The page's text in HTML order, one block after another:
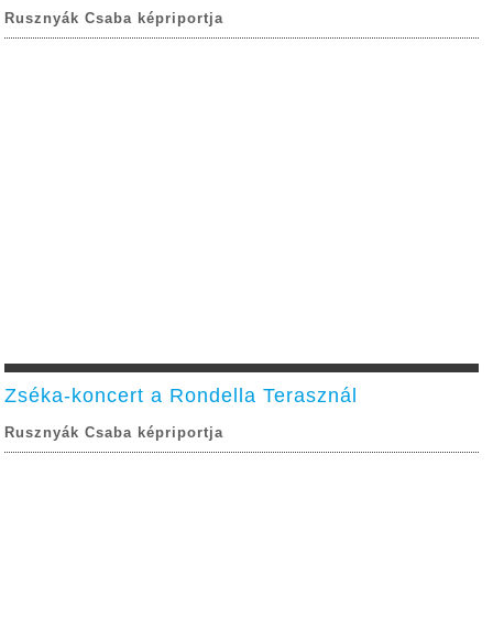
Rusznyák Csaba képriportja
Zséka-koncert a Rondella Terasznál
Rusznyák Csaba képriportja